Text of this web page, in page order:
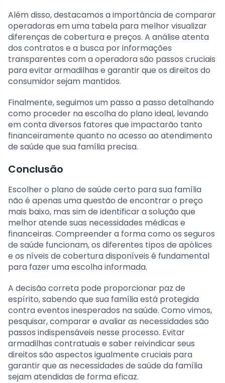
Além disso, destacamos a importância de comparar
operadoras em uma tabela para melhor visualizar
diferenças de cobertura e preços. A análise atenta
dos contratos e a busca por informações
transparentes com a operadora são passos cruciais
para evitar armadilhas e garantir que os direitos do
consumidor sejam mantidos.
Finalmente, seguimos um passo a passo detalhando
como proceder na escolha do plano ideal, levando
em conta diversos fatores que impactarão tanto
financeiramente quanto no acesso ao atendimento
de saúde que sua família precisa.
Conclusão
Escolher o plano de saúde certo para sua família
não é apenas uma questão de encontrar o preço
mais baixo, mas sim de identificar a solução que
melhor atende suas necessidades médicas e
financeiras. Compreender a forma como os seguros
de saúde funcionam, os diferentes tipos de apólices
e os níveis de cobertura disponíveis é fundamental
para fazer uma escolha informada.
A decisão correta pode proporcionar paz de
espírito, sabendo que sua família está protegida
contra eventos inesperados na saúde. Como vimos,
pesquisar, comparar e avaliar as necessidades são
passos indispensáveis nesse processo. Evitar
armadilhas contratuais e saber reivindicar seus
direitos são aspectos igualmente cruciais para
garantir que as necessidades de saúde da família
sejam atendidas de forma eficaz.